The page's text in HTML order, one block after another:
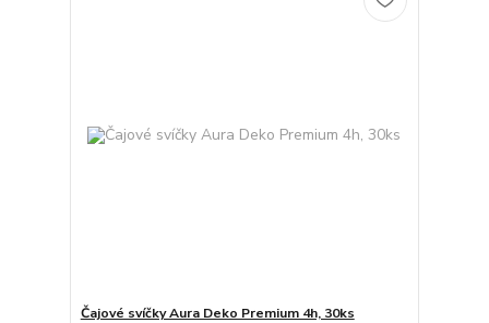
Čajové svíčky Aura Deko Premium 4h, 30ks